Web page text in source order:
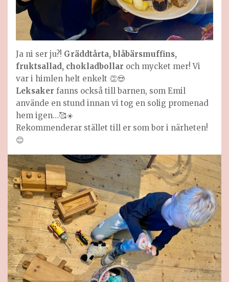
Ja ni ser ju?! Gräddtårta, blåbärsmuffins,
fruktsallad, chokladbollar och mycket mer! Vi
var i himlen helt enkelt 👏😍
Leksaker fanns också till barnen, som Emil
använde en stund innan vi tog en solig promenad
hem igen…🥰☀️
Rekommenderar stället till er som bor i närheten!
😊